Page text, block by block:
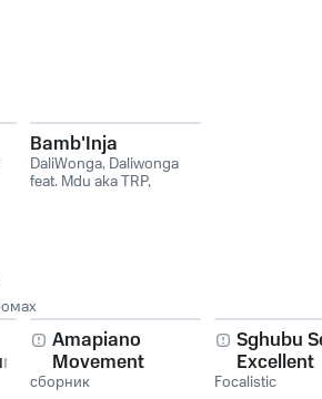
Bamb'Inja
DaliWonga, Daliwonga
feat. Mdu aka TRP,
Amapiano
Movement
сборник
Sghubu
Excellent
Focalistic